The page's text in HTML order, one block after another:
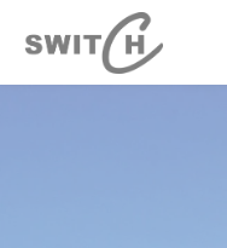
Panneau de gestion des